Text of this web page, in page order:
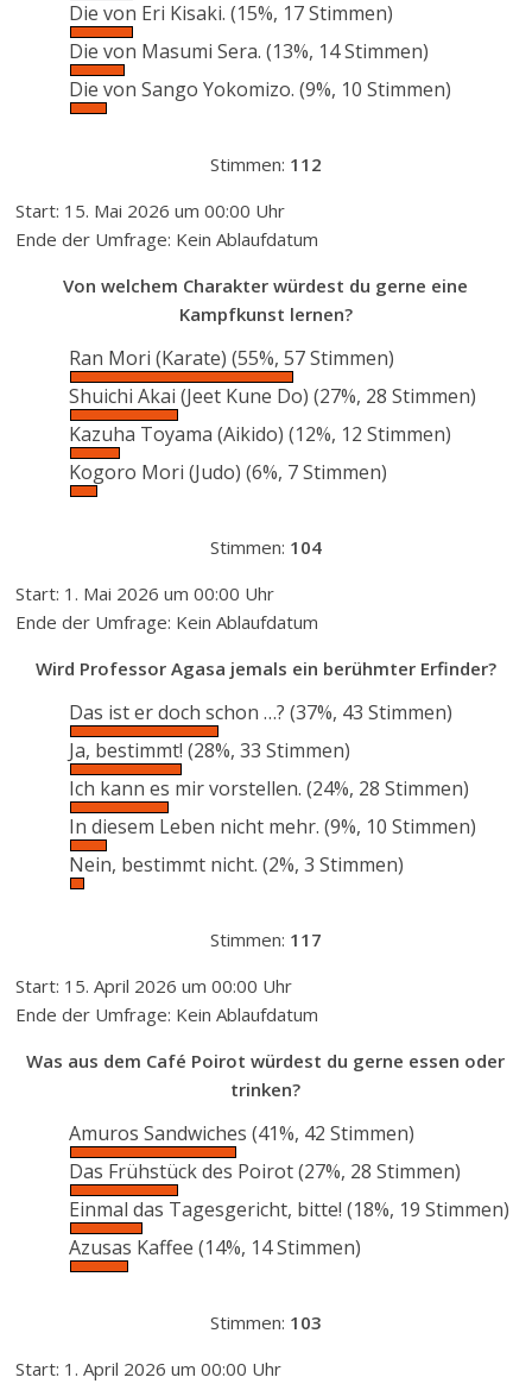
Die von Eri Kisaki.(15%, 17 Stimmen)
Die von Masumi Sera.(13%, 14 Stimmen)
Die von Sango Yokomizo.(9%, 10 Stimmen)
Stimmen: 112
Start: 15. Mai 2026 um 00:00 Uhr
Ende der Umfrage: Kein Ablaufdatum
Von welchem Charakter würdest du gerne eine
Kampfkunst lernen?
Ran Mori (Karate)(55%, 57 Stimmen)
Shuichi Akai (Jeet Kune Do)(27%, 28 Stimmen)
Kazuha Toyama (Aikido)(12%, 12 Stimmen)
Kogoro Mori (Judo)(6%, 7 Stimmen)
Stimmen: 104
Start: 1. Mai 2026 um 00:00 Uhr
Ende der Umfrage: Kein Ablaufdatum
Wird Professor Agasa jemals ein berühmter Erfinder?
Das ist er doch schon …?(37%, 43 Stimmen)
Ja, bestimmt!(28%, 33 Stimmen)
Ich kann es mir vorstellen.(24%, 28 Stimmen)
In diesem Leben nicht mehr.(9%, 10 Stimmen)
Nein, bestimmt nicht.(2%, 3 Stimmen)
Stimmen: 117
Start: 15. April 2026 um 00:00 Uhr
Ende der Umfrage: Kein Ablaufdatum
Was aus dem Café Poirot würdest du gerne essen oder
trinken?
Amuros Sandwiches(41%, 42 Stimmen)
Das Frühstück des Poirot(27%, 28 Stimmen)
Einmal das Tagesgericht, bitte!(18%, 19 Stimmen)
Azusas Kaffee(14%, 14 Stimmen)
Stimmen: 103
Start: 1. April 2026 um 00:00 Uhr